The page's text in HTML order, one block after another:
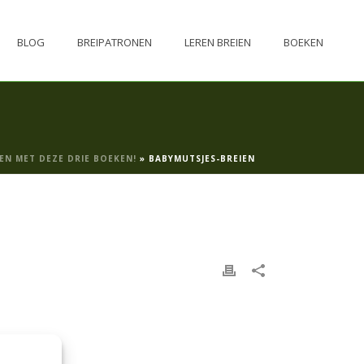
BLOG BREIPATRONEN LEREN BREIEN BOEKEN
MET DEZE DRIE BOEKEN! » BABYMUTSJES-BREIEN